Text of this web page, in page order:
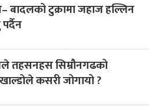
बादलको टुक्रामा जहाज हल्लिन
तहसनहस सिम्रौनगढको
कसरी जोगायो ?